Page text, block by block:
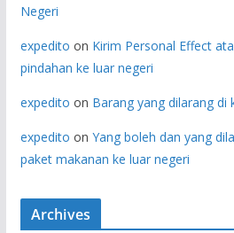
Negeri
expedito on Kirim Personal Effect
pindahan ke luar negeri
expedito on Barang yang dilarang di
expedito on Yang boleh dan yang
paket makanan ke luar negeri
Archives